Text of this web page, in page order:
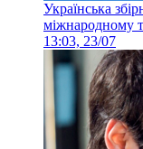
Українська
міжнародному
13:03, 23/07